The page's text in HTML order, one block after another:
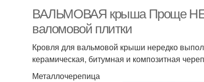
ВАЛЬМОВАЯ крыша Проще
валомовой плитки
Кровля для вальмовой крыши нередко
керамическая, битумная и композитная
Металлочерепица